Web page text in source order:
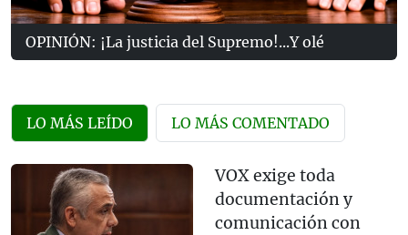
OPINIÓN: ¡La justicia del Supremo!...Y olé
LO MÁS LEÍDO LO MÁS COMENTADO
VOX exige toda
documentación y
comunicación con